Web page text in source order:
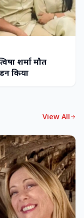
शर्मा मौत
किया
View All